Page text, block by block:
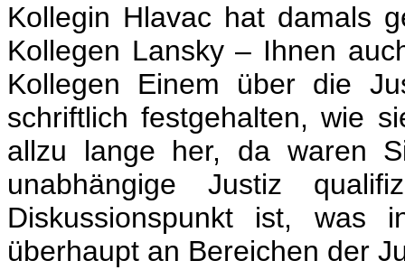
Kollegin Hlavac hat damals
Kollegen Lansky – Ihnen
Kollegen Einem über die
schriftlich festgehalten, wie
allzu lange her, da waren
unabhängige Justiz
Diskussionspunkt ist,
überhaupt an Bereichen der